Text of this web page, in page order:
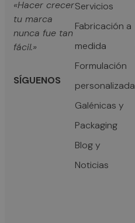
«Hacer crecer
tu marca
nunca fue tan
fácil.»
SÍGUENOS
Servicios
Fabricación a
medida
Formulación
personalizada
Galénicas y
Packaging
Blog y
Noticias